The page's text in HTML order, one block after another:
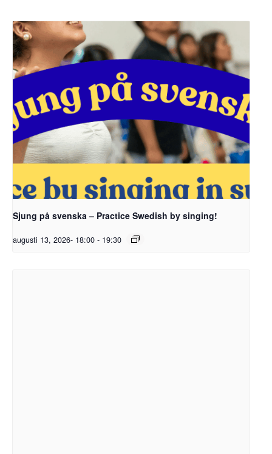
Sjung på svenska – Practice Swedish by singing!
augusti 13, 2026- 18:00 - 19:30